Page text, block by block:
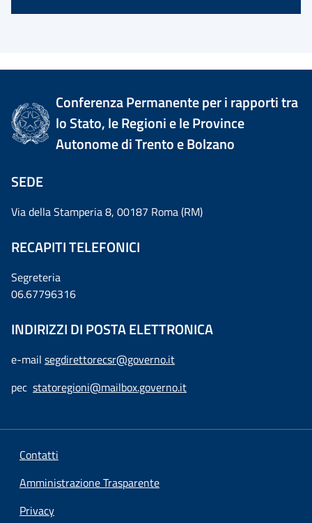
Conferenza Permanente per i rapporti tra
lo Stato, le Regioni e le Province
Autonome di Trento e Bolzano
SEDE
Via della Stamperia 8, 00187 Roma (RM)
RECAPITI TELEFONICI
Segreteria
06.67796316
INDIRIZZI DI POSTA ELETTRONICA
e-mail segdirettorecsr@governo.it
pec statoregioni@mailbox.governo.it
Contatti
Amministrazione Trasparente
Privacy